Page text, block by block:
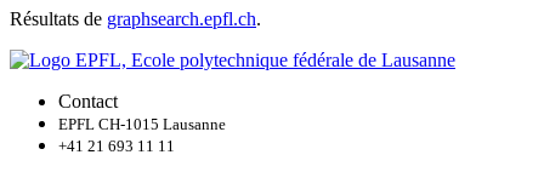
Résultats de graphsearch.epfl.ch.
Contact
EPFL CH-1015 Lausanne
+41 21 693 11 11